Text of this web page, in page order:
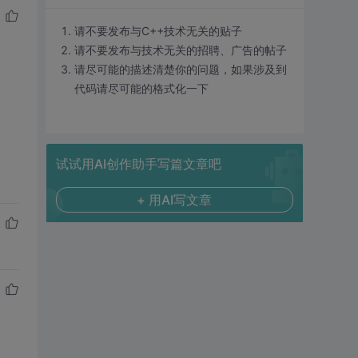
请不要发布与C++技术无关的贴子
请不要发布与技术无关的招聘、广告的帖子
请尽可能的描述清楚你的问题，如果涉及到
代码请尽可能的格式化一下
试试用AI创作助手写篇文章吧
+ 用AI写文章